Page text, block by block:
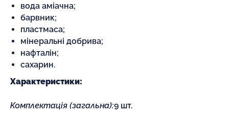
вода аміачна;
барвник;
пластмаса;
мінеральні добрива;
нафталін;
сахарин.
Характеристики:
Комплектація (загальна):9 шт.